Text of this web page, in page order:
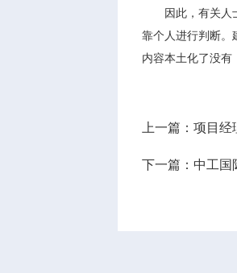
因此，有关人士
靠个人进行判断。
内容本土化了没有
上一篇：项目
下一篇：中工